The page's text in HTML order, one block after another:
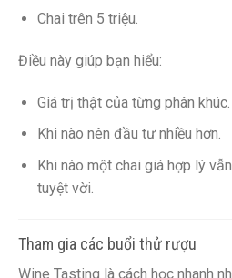
Chai trên 5 triệu.
Điều này giúp bạn hiểu:
Giá trị thật của từng phân khúc.
Khi nào nên đầu tư nhiều hơn.
Khi nào một chai giá hợp lý
tuyệt vời.
Tham gia các buổi thử rượu
Wine Tasting là cách học nhanh